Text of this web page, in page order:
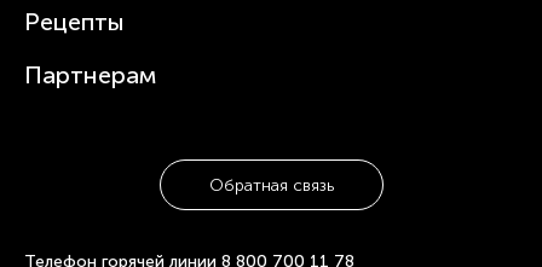
Посуда
Рецепты
Партнерам
Обратная связь
Телефон горячей линии 8 800 700 11 78